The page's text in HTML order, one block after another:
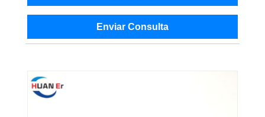
Enviar Consulta